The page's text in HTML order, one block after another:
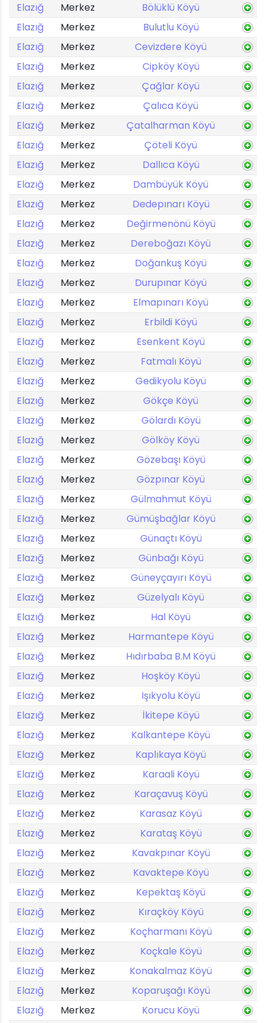
Elazığ Merkez
Bölüklü Köyü
Elazığ
Merkez
Bulutlu Köyü
Elazığ
Merkez
Cevizdere Köyü
Elazığ
Merkez
Cipköy Köyü
Elazığ
Merkez
Çağlar Köyü
Elazığ
Merkez
Çalıca Köyü
Elazığ
Merkez
Çatalharman Köyü
Elazığ
Merkez
Çöteli Köyü
Elazığ
Merkez
Dallıca Köyü
Elazığ
Merkez
Dambüyük Köyü
Elazığ
Merkez
Dedepınarı Köyü
Elazığ
Merkez
Değirmenönü Köyü
Elazığ
Merkez
Dereboğazı Köyü
Elazığ
Merkez
Doğankuş Köyü
Elazığ
Merkez
Durupınar Köyü
Elazığ
Merkez
Elmapınarı Köyü
Elazığ
Merkez
Erbildi Köyü
Elazığ
Merkez
Esenkent Köyü
Elazığ
Merkez
Fatmalı Köyü
Elazığ
Merkez
Gedikyolu Köyü
Elazığ
Merkez
Gökçe Köyü
Elazığ
Merkez
Gölardı Köyü
Elazığ
Merkez
Gölköy Köyü
Elazığ
Merkez
Gözebaşı Köyü
Elazığ
Merkez
Gözpınar Köyü
Elazığ
Merkez
Gülmahmut Köyü
Elazığ
Merkez
Gümüşbağlar Köyü
Elazığ
Merkez
Günaçtı Köyü
Elazığ
Merkez
Günbağı Köyü
Elazığ
Merkez
Güneyçayırı Köyü
Elazığ
Merkez
Güzelyalı Köyü
Elazığ
Merkez
Hal Köyü
Elazığ
Merkez
Harmantepe Köyü
Elazığ
Merkez
Hıdırbaba B.M Köyü
Elazığ
Merkez
Hoşköy Köyü
Elazığ
Merkez
Işıkyolu Köyü
Elazığ
Merkez
İkitepe Köyü
Elazığ
Merkez
Kalkantepe Köyü
Elazığ
Merkez
Kaplıkaya Köyü
Elazığ
Merkez
Karaali Köyü
Elazığ
Merkez
Karaçavuş Köyü
Elazığ
Merkez
Karasaz Köyü
Elazığ
Merkez
Karataş Köyü
Elazığ
Merkez
Kavakpınar Köyü
Elazığ
Merkez
Kavaktepe Köyü
Elazığ
Merkez
Kepektaş Köyü
Elazığ
Merkez
Kıraçköy Köyü
Elazığ
Merkez
Koçharmanı Köyü
Elazığ
Merkez
Koçkale Köyü
Elazığ
Merkez
Konakalmaz Köyü
Elazığ
Merkez
Koparuşağı Köyü
Elazığ
Merkez
Korucu Köyü